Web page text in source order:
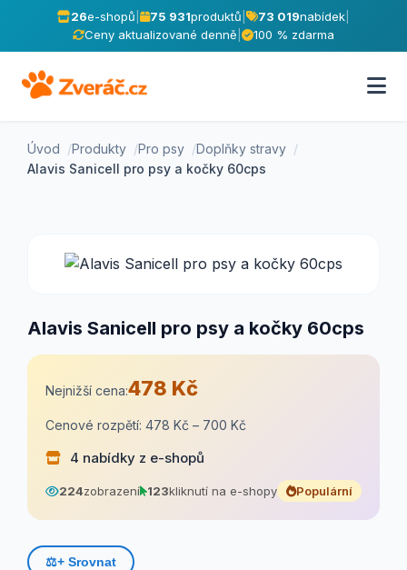
26e-shopů 75 931produktů 73 019nabídek
Ceny aktualizované denně
100 % zdarma
Úvod Produkty Pro psy
Doplňky stravy
Alavis Sanicell pro psy a kočky 60cps
Alavis Sanicell pro psy a kočky 60cps
Nejnižší cena:478 Kč
Cenové rozpětí: 478 Kč – 700 Kč
4 nabídky z e-shopů
224zobrazení 123kliknutí na e-shopy Populární
⚖️+ Srovnat